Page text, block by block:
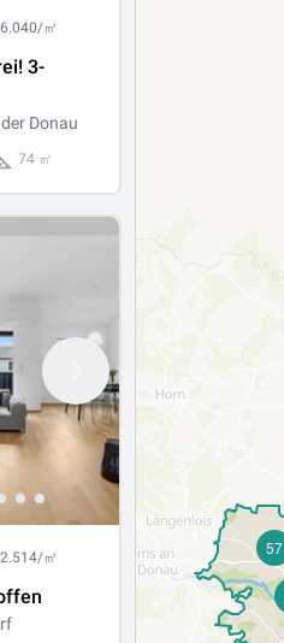
㎡
3-
mit
Donau
74 ㎡
㎡ 57